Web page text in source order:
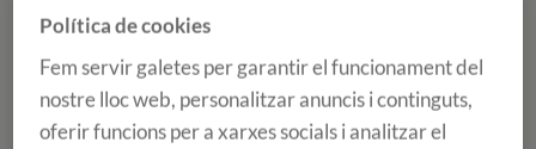
Política de cookies
Fem servir galetes per garantir el funcionament del
nostre lloc web, personalitzar anuncis i continguts,
oferir funcions per a xarxes socials i analitzar el